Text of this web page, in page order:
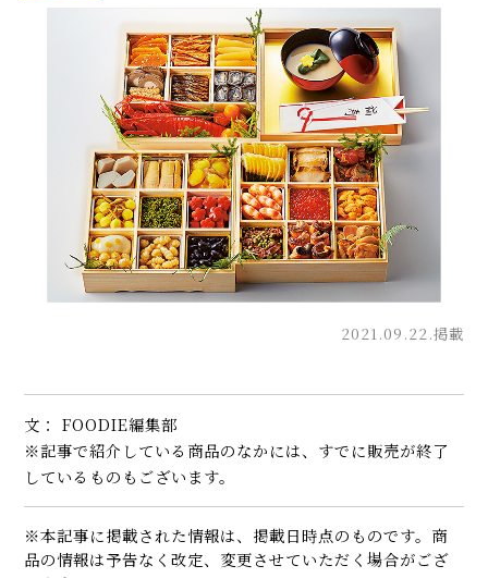
2021.09.22.掲載
文： FOODIE編集部
※記事で紹介している商品のなかには、すでに販売が終了
しているものもございます。
※本記事に掲載された情報は、掲載日時点のものです。商
品の情報は予告なく改定、変更させていただく場合がござ